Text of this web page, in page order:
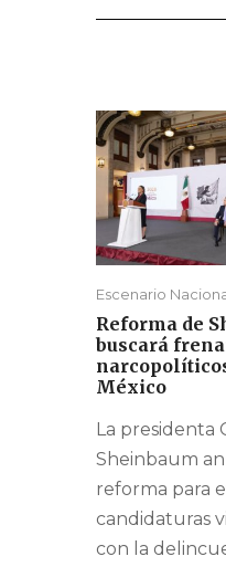
Escenario
Reforma de
buscará
México
La presidenta
Sheinbaum
reforma para
candidaturas
con la